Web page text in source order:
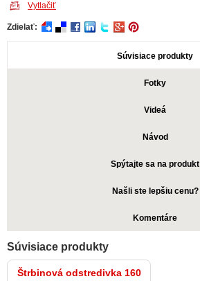
Vytlačiť
Zdielať:
Súvisiace produkty
Fotky
Videá
Návod
Spýtajte sa na produkt
Našli ste lepšiu cenu?
Komentáre
Súvisiace produkty
Štrbinová odstredivka 160